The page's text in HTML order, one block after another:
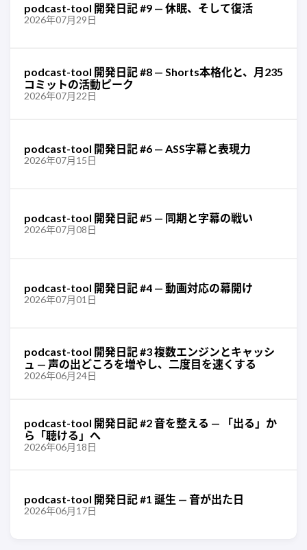
podcast-tool 開発日記 #9 — 休眠、そして復活
2026年07月29日
podcast-tool 開発日記 #8 — Shorts本格化と、月235
コミットの活動ピーク
2026年07月22日
podcast-tool 開発日記 #6 — ASS字幕と表現力
2026年07月15日
podcast-tool 開発日記 #5 — 同期と字幕の戦い
2026年07月08日
podcast-tool 開発日記 #4 — 動画対応の幕開け
2026年07月01日
podcast-tool 開発日記 #3 複数エンジンとキャッシ
ュ — 声の出どころを増やし、二度目を速くする
2026年06月24日
podcast-tool 開発日記 #2 音を整える — 「出る」か
ら「聴ける」へ
2026年06月18日
podcast-tool 開発日記 #1 誕生 — 音が出た日
2026年06月17日